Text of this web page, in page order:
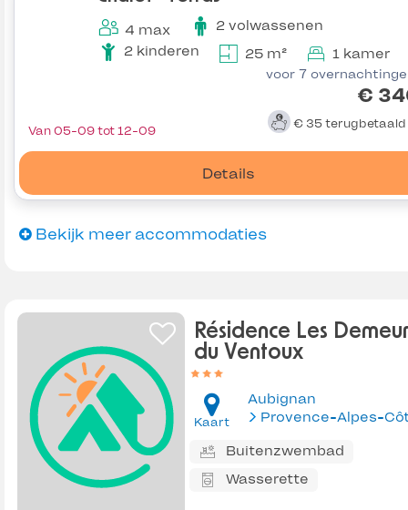
4 max
2 volwassenen
2 kinderen
25 m² 1 kamer
voor 7
€
€ 35 terugbetaald
Details
Van 05-09 tot 12-09
Bekijk meer accommodaties
Résidence Les
du Ventoux
Kaart
Aubignan
Buitenzwembad
Wasserette